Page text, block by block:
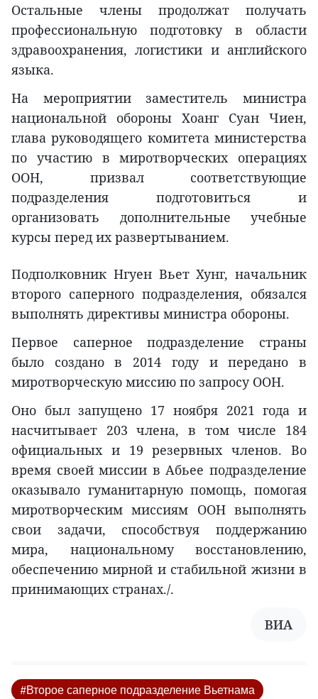
Остальные члены продолжат получать
профессиональную подготовку в области
здравоохранения, логистики и английского
языка.
На мероприятии заместитель министра
национальной обороны Хоанг Суан Чиен,
глава руководящего комитета министерства
по участию в миротворческих операциях
ООН, призвал соответствующие
подразделения подготовиться и
организовать дополнительные учебные
курсы перед их развертыванием.
Подполковник Нгуен Вьет Хунг, начальник
второго саперного подразделения, обязался
выполнять директивы министра обороны.
Первое саперное подразделение страны
было создано в 2014 году и передано в
миротворческую миссию по запросу ООН.
Оно был запущено 17 ноября 2021 года и
насчитывает 203 члена, в том числе 184
официальных и 19 резервных членов. Во
время своей миссии в Абьее подразделение
оказывало гуманитарную помощь, помогая
миротворческим миссиям ООН выполнять
свои задачи, способствуя поддержанию
мира, национальному восстановлению,
обеспечению мирной и стабильной жизни в
принимающих странах./.
ВИА
#Второе саперное подразделение Вьетнама